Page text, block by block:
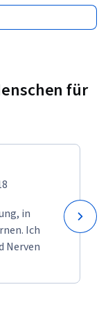
für
in
Ich
Nerven